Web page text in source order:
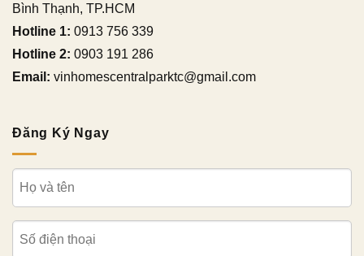
Bình Thạnh, TP.HCM
Hotline 1: 0913 756 339
Hotline 2: 0903 191 286
Email: vinhomescentralparktc@gmail.com
Đăng Ký Ngay